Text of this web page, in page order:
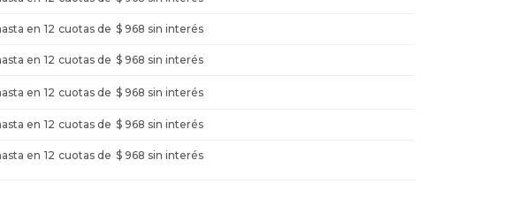
en 12 cuotas de $ 968 sin interés
en 12 cuotas de $ 968 sin interés
en 12 cuotas de $ 968 sin interés
en 12 cuotas de $ 968 sin interés
en 12 cuotas de $ 968 sin interés